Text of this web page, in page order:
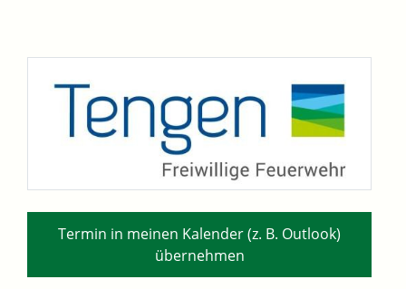
Termin in meinen Kalender (z. B. Outlook)
übernehmen